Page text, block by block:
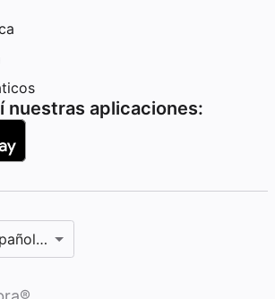
nuestras aplicaciones:
(internacional)